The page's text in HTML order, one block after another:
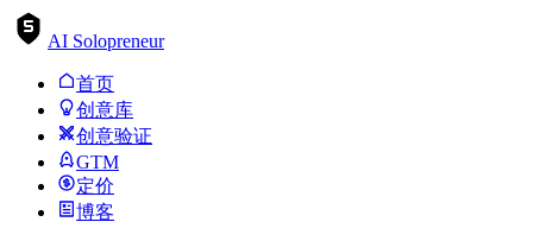
AI Solopreneur
首页
创意库
创意验证
GTM
定价
博客